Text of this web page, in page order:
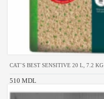
CAT`S BEST SENSITIVE 20 L, 7.2 KG
510 MDL